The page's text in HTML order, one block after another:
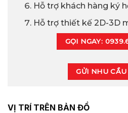
Hỗ trợ khách hàng ký
Hỗ trợ thiết kế 2D-3D
GỌI NGAY:
GỬI NHU
VỊ TRÍ TRÊN BẢN ĐỒ